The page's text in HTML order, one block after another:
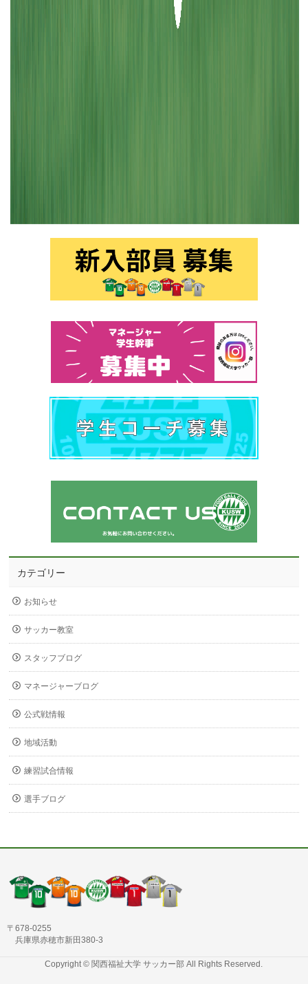
カテゴリー
お知らせ
サッカー教室
スタッフブログ
マネージャーブログ
公式戦情報
地域活動
練習試合情報
選手ブログ
〒678-0255
兵庫県赤穂市新田380-3
Copyright ©関西福祉大学 サッカー部All Rights Reserved.